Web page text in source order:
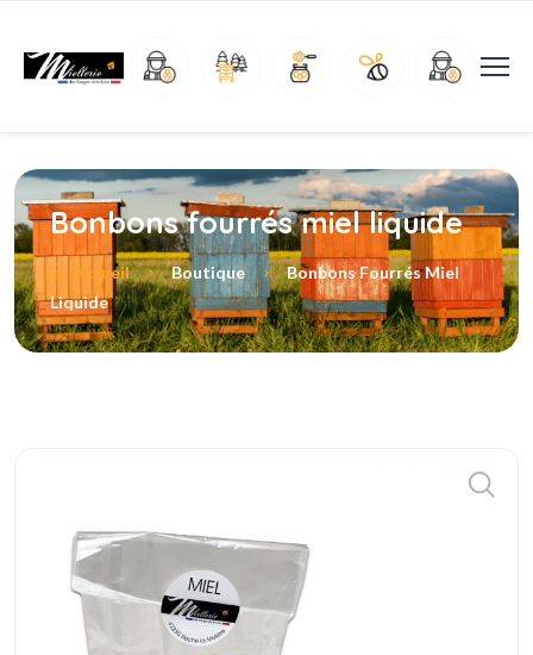
Bonbons fourrés miel liquide
Accueil Boutique
Bonbons Fourrés Miel
Liquide